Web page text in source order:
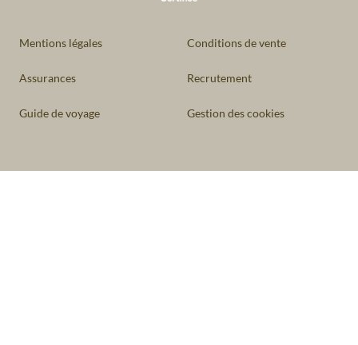
Mentions légales Conditions de vente
Assurances Recrutement
Guide de voyage Gestion des cookies